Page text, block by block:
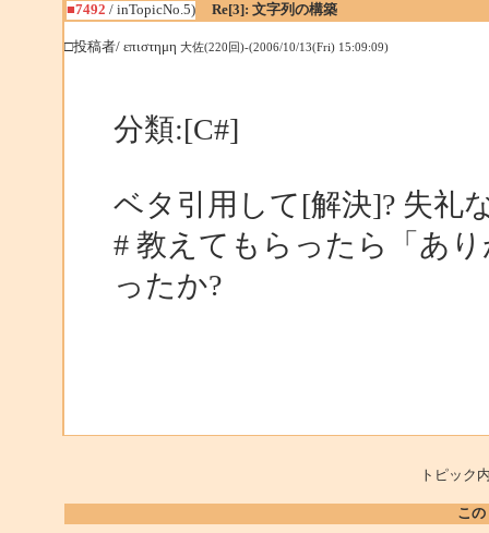
■7492 / inTopicNo.5) Re[3]: 文字列の構築
□投稿者/ επιστημη 大佐(220回)-(2006/10/13(Fri) 15:09:09)
分類:[C#]
ベタ引用して[解決]? 失礼
# 教えてもらったら「あ
ったか?
トピッ
こ